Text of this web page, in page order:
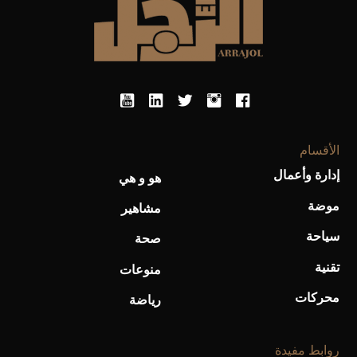
الأقسام
إدارة وأعمال
موضة
سياحة
تقنية
محركات
هو و هي
مشاهير
صحة
منوعات
رياضة
روابط مفيدة